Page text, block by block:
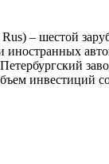
– шестой
инвестиций